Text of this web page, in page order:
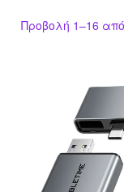
Προβολή 1–16